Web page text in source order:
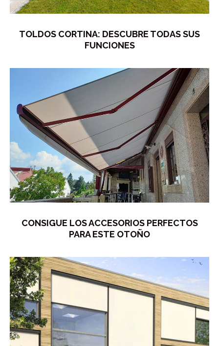
TOLDOS CORTINA: DESCUBRE TODAS SUS
FUNCIONES
CONSIGUE LOS ACCESORIOS PERFECTOS
PARA ESTE OTOÑO